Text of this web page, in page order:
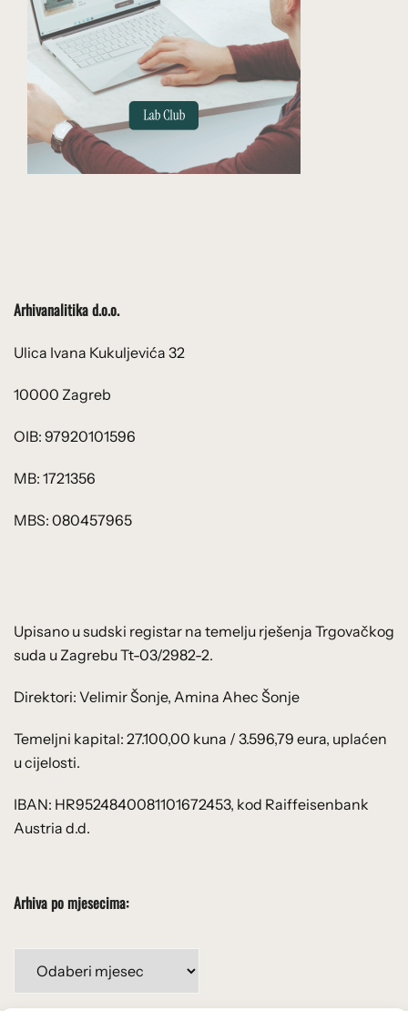
Arhivanalitika d.o.o.
Ulica Ivana Kukuljevića 32
10000 Zagreb
OIB: 97920101596
MB: 1721356
MBS: 080457965
Upisano u sudski registar na temelju rješenja Trgovačkog
suda u Zagrebu Tt-03/2982-2.
Direktori: Velimir Šonje, Amina Ahec Šonje
Temeljni kapital: 27.100,00 kuna / 3.596,79 eura, uplaćen
u cijelosti.
IBAN: HR9524840081101672453, kod Raiffeisenbank
Austria d.d.
Arhiva po mjesecima:
mjesecima: